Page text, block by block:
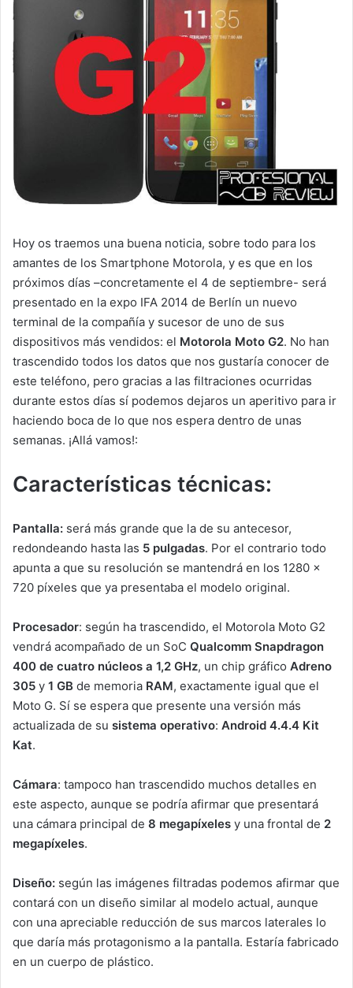
Hoy os traemos una buena noticia, sobre todo para los
amantes de los Smartphone Motorola, y es que en los
próximos días –concretamente el 4 de septiembre- será
presentado en la expo IFA 2014 de Berlín un nuevo
terminal de la compañía y sucesor de uno de sus
dispositivos más vendidos: el Motorola Moto G2. No han
trascendido todos los datos que nos gustaría conocer de
este teléfono, pero gracias a las filtraciones ocurridas
durante estos días sí podemos dejaros un aperitivo para ir
haciendo boca de lo que nos espera dentro de unas
semanas. ¡Allá vamos!:
Características técnicas:
Pantalla: será más grande que la de su antecesor,
redondeando hasta las 5 pulgadas. Por el contrario todo
apunta a que su resolución se mantendrá en los 1280 x
720 píxeles que ya presentaba el modelo original.
Procesador: según ha trascendido, el Motorola Moto G2
vendrá acompañado de un SoC Qualcomm Snapdragon
400 de cuatro núcleos a 1,2 GHz, un chip gráfico Adreno
305 y 1 GB de memoria RAM, exactamente igual que el
Moto G. Sí se espera que presente una versión más
actualizada de su sistema operativo: Android 4.4.4 Kit
Kat.
Cámara: tampoco han trascendido muchos detalles en
este aspecto, aunque se podría afirmar que presentará
una cámara principal de 8 megapíxeles y una frontal de 2
megapíxeles.
Diseño: según las imágenes filtradas podemos afirmar que
contará con un diseño similar al modelo actual, aunque
con una apreciable reducción de sus marcos laterales lo
que daría más protagonismo a la pantalla. Estaría fabricado
en un cuerpo de plástico.